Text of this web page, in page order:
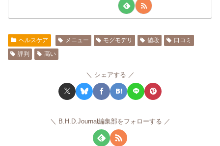
ヘルスケア メニュー モグモデリ 値段
口コミ
評判
高い
シェアする
B.H.D.Journal編集部をフォローする